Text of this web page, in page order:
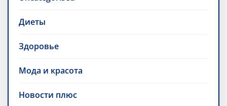
Диеты
Здоровье
Мода и красота
Новости плюс